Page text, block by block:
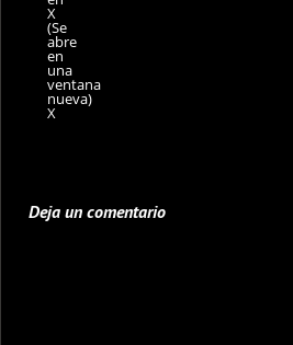
X
(Se
abre
en
una
ventana
nueva)
X
Deja un comentario